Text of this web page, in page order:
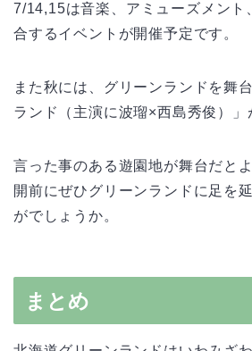
7/14,15は音楽、アミューズメント
合するイベントが開催予定です。
また秋には、グリーンランドを舞
ランド（主演に波瑠×西島秀俊）」
言った事のある遊園地が舞台だと
開前にぜひグリーンランドに足を
がでしょうか。
まとめ